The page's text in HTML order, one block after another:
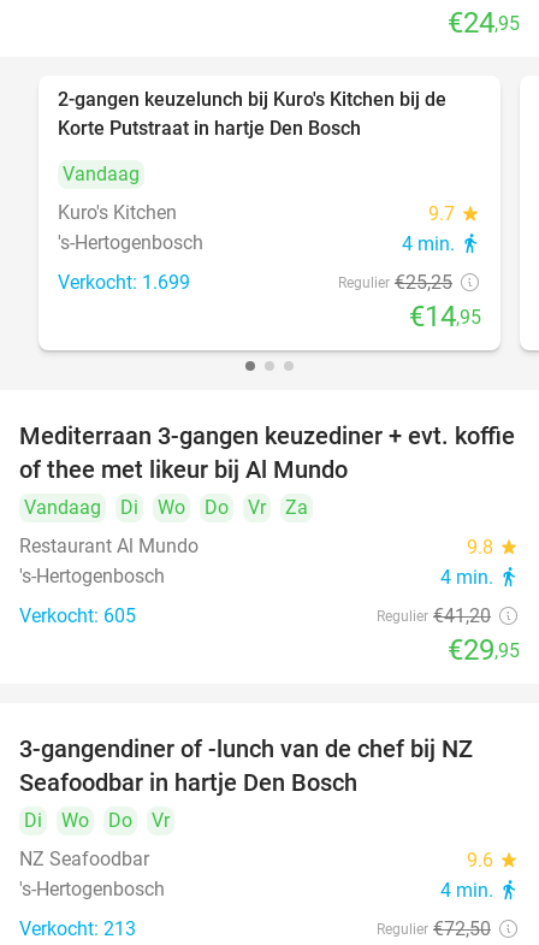
€24,95
2-gangen keuzelunch bij Kuro's Kitchen bij de
Korte Putstraat in hartje Den Bosch
Vandaag
Kuro's Kitchen
9.7 star
's-Hertogenbosch 4 min. directions_walk
Verkocht: 1.699 Regulier €25,25
€14,95
27%
Mediterraan 3-gangen keuzediner + evt. koffie
of thee met likeur bij Al Mundo
Vandaag Di Wo Do Vr
Za
Restaurant Al Mundo
9.8 star
's-Hertogenbosch 4 min. directions_walk
Verkocht: 605 Regulier €41,20
€29,95
46%
3-gangendiner of -lunch van de chef bij NZ
Seafoodbar in hartje Den Bosch
Di Wo Do
Vr
NZ Seafoodbar
9.6 star
's-Hertogenbosch 4 min. directions_walk
Verkocht: 213 Regulier €72,50